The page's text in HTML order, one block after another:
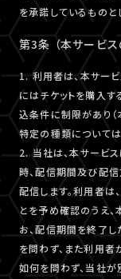
を承諾しているものと
第3条 （本サービス
1. 利用者は、本サー
にはチケットを購入す
込条件に制限があり（
特定の種類について
2. 当社は、本サービ
時、配信期間及び配
配信します。利用者
とを予め確認のうえ
お、配信期間を終了
を問わず、また利用
如何を問わず、当社